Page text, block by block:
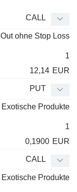
KursCALL
ohne Stop Loss
1
12,14 EUR
PUT
Exotische Produkte
1
0,1900 EUR
CALL
Exotische Produkte